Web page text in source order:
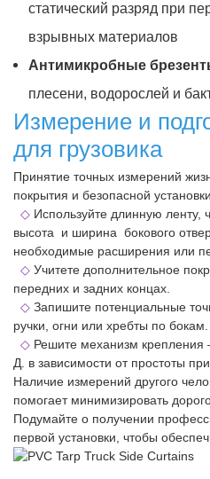
статический разряд при
взрывных материалов
Антимикробные
плесени, водорослей и
Измерение и
для грузовика
Принятие точных измерений
покрытия и безопасной
◇ Используйте длинную ленту,
высота и ширина бокового
необходимые расширения или
◇ Учитете дополнительное
передних и задних концах.
◇ Запишите потенциальные
ручки, огни или хребты по бокам.
◇ Решите механизм крепления
Д. в зависимости от простоты
Наличие измерений другого
помогает минимизировать
Подумайте о получении
первой установки, чтобы